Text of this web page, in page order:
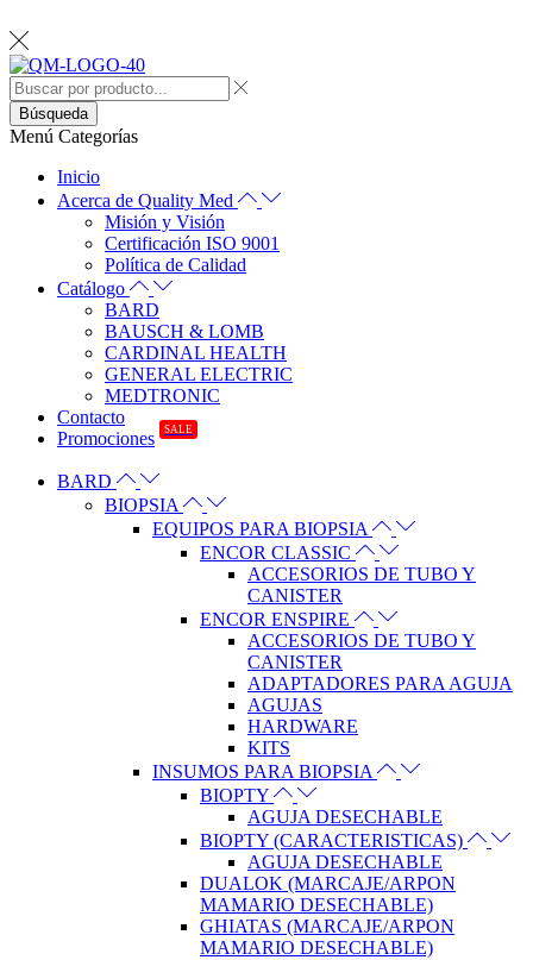
Búsqueda
Menú Categorías
Inicio
Acerca de Quality Med
Misión y Visión
Certificación ISO 9001
Política de Calidad
Catálogo
BARD
BAUSCH & LOMB
CARDINAL HEALTH
GENERAL ELECTRIC
MEDTRONIC
Contacto
Promociones
SALE
BARD
BIOPSIA
EQUIPOS PARA BIOPSIA
ENCOR CLASSIC
ACCESORIOS DE TUBO Y
CANISTER
ENCOR ENSPIRE
ACCESORIOS DE TUBO Y
CANISTER
ADAPTADORES PARA AGUJA
AGUJAS
HARDWARE
KITS
INSUMOS PARA BIOPSIA
BIOPTY
AGUJA DESECHABLE
BIOPTY (CARACTERISTICAS)
AGUJA DESECHABLE
DUALOK (MARCAJE/ARPON
MAMARIO DESECHABLE)
GHIATAS (MARCAJE/ARPON
MAMARIO DESECHABLE)